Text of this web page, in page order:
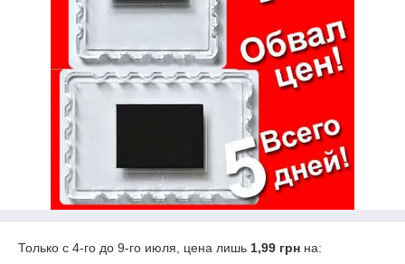
Только с 4-го до 9-го июля, цена лишь 1,99 грн на: